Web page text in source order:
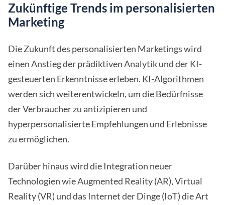
Zukünftige Trends im personalisierten
Marketing
Die Zukunft des personalisierten Marketings wird
einen Anstieg der prädiktiven Analytik und der KI-
gesteuerten Erkenntnisse erleben. KI-Algorithmen
werden sich weiterentwickeln, um die Bedürfnisse
der Verbraucher zu antizipieren und
hyperpersonalisierte Empfehlungen und Erlebnisse
zu ermöglichen.
Darüber hinaus wird die Integration neuer
Technologien wie Augmented Reality (AR), Virtual
Reality (VR) und das Internet der Dinge (IoT) die Art